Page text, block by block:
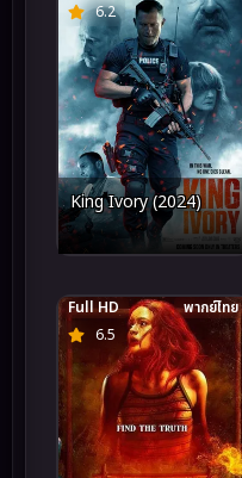
6.2
King Ivory (2024)
6.5
Full HD พากย์ไทย